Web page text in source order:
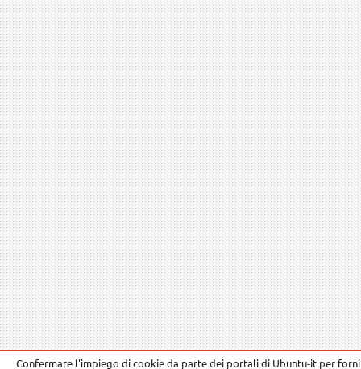
Confermare l'impiego di cookie da parte dei portali di Ubuntu-it per